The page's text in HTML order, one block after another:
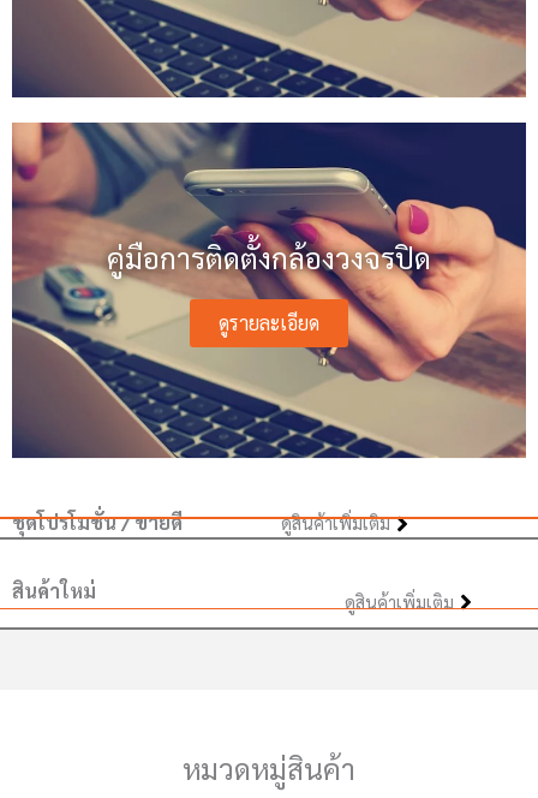
คู่มือการติดตั้งกล้องวงจรปิด
ดูรายละเอียด
ชุดโปรโมชั่น / ขายดี ดูสินค้าเพิ่มเติม
สินค้าใหม่ ดูสินค้าเพิ่มเติม
หมวดหมู่สินค้า